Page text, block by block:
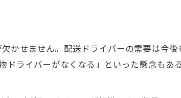
入アップを実現
とネットワーク作り
せません。配送ドライバーの需要は今後
ライバーがなくなる」といった懸念もあ